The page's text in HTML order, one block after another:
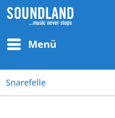
Menü
Snarefelle